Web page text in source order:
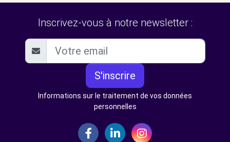
Inscrivez-vous à notre newsletter :
S'inscrire
Informations sur le traitement de vos données
personnelles